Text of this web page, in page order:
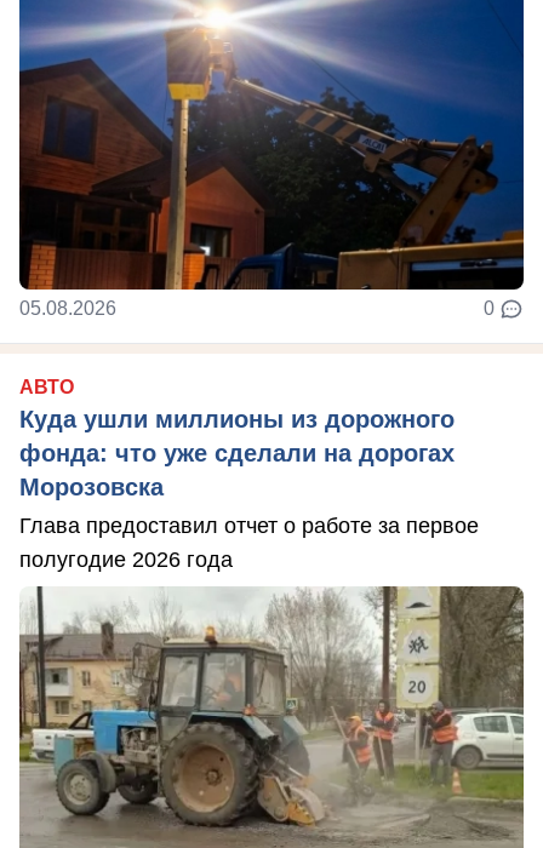
05.08.2026 0
АВТО
Куда ушли миллионы из дорожного
фонда: что уже сделали на дорогах
Морозовска
Глава предоставил отчет о работе за первое
полугодие 2026 года